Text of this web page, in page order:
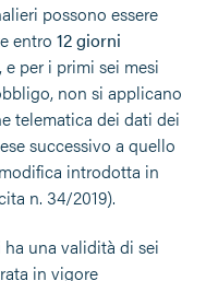
possono essere
entro 12 giorni
e per i primi sei mesi
non si applicano
telematica dei dati dei
successivo a quello
introdotta in
n. 34/2019).
una validità di sei
in vigore